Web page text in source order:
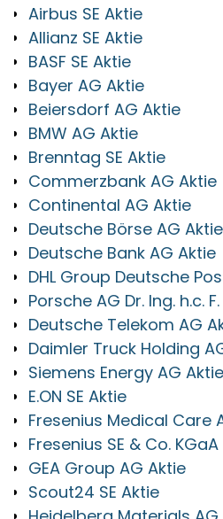
Airbus SE Aktie
Allianz SE Aktie
BASF SE Aktie
Bayer AG Aktie
Beiersdorf AG Aktie
BMW AG Aktie
Brenntag SE Aktie
Commerzbank AG Aktie
Continental AG Aktie
Deutsche Börse AG Aktie
Deutsche Bank AG Aktie
DHL Group Deutsche
Porsche AG Dr. Ing. h.c.
Deutsche Telekom AG
Daimler Truck Holding
Siemens Energy AG Aktie
E.ON SE Aktie
Fresenius Medical Care
Fresenius SE & Co.
GEA Group AG Aktie
Scout24 SE Aktie